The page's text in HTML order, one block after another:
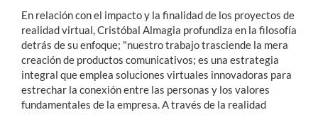
En relación con el impacto y la finalidad de los proyectos de
realidad virtual, Cristóbal Almagia profundiza en la filosofía
detrás de su enfoque; "nuestro trabajo trasciende la mera
creación de productos comunicativos; es una estrategia
integral que emplea soluciones virtuales innovadoras para
estrechar la conexión entre las personas y los valores
fundamentales de la empresa. A través de la realidad